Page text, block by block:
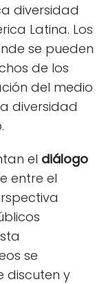
diversidad
Latina. Los
se pueden
de los
del medio
diversidad
el diálogo
entre el
se
discuten y